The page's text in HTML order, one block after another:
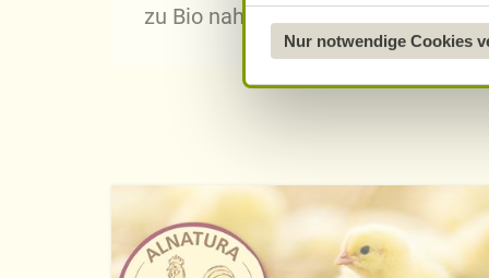
Nur notwendige Cookies
zu Bio nahe", sagt die Schäferin.